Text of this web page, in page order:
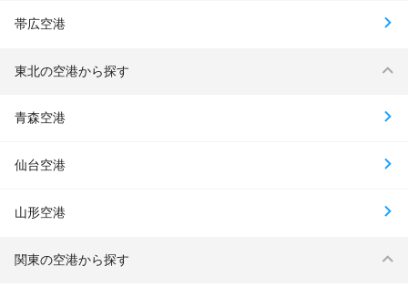
帯広空港
東北の空港から探す
青森空港
仙台空港
山形空港
関東の空港から探す